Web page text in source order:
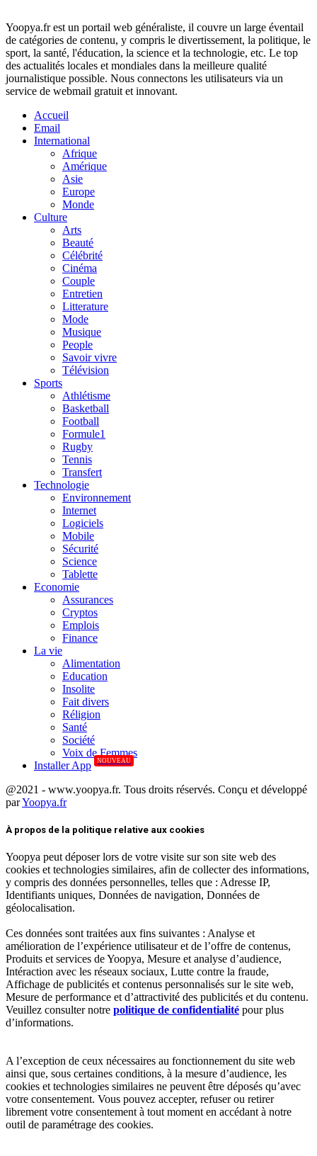
Yoopya.fr est un portail web généraliste, il couvre un large éventail
de catégories de contenu, y compris le divertissement, la politique, le
sport, la santé, l'éducation, la science et la technologie, etc. Le top
des actualités locales et mondiales dans la meilleure qualité
journalistique possible. Nous connectons les utilisateurs via un
service de webmail gratuit et innovant.
Accueil
Email
International
Afrique
Amérique
Asie
Europe
Monde
Culture
Arts
Beauté
Célébrité
Cinéma
Couple
Entretien
Litterature
Mode
Musique
People
Savoir vivre
Télévision
Sports
Athlétisme
Basketball
Football
Formule1
Rugby
Tennis
Transfert
Technologie
Environnement
Internet
Logiciels
Mobile
Sécurité
Science
Tablette
Economie
Assurances
Cryptos
Emplois
Finance
La vie
Alimentation
Education
Insolite
Fait divers
Réligion
Santé
Société
Voix de Femmes
Installer App
NOUVEAU
@2021 - www.yoopya.fr. Tous droits réservés. Conçu et développé
parYoopya.fr
À propos de la politique relative aux cookies
Yoopya peut déposer lors de votre visite sur son site web des
cookies et technologies similaires, afin de collecter des informations,
y compris des données personnelles, telles que : Adresse IP,
Identifiants uniques, Données de navigation, Données de
géolocalisation.
Ces données sont traitées aux fins suivantes : Analyse et
amélioration de l’expérience utilisateur et de l’offre de contenus,
Produits et services de Yoopya, Mesure et analyse d’audience,
Intéraction avec les réseaux sociaux, Lutte contre la fraude,
Affichage de publicités et contenus personnalisés sur le site web,
Mesure de performance et d’attractivité des publicités et du contenu.
Veuillez consulter notre politique de confidentialité pour plus
d’informations.
A l’exception de ceux nécessaires au fonctionnement du site web
ainsi que, sous certaines conditions, à la mesure d’audience, les
cookies et technologies similaires ne peuvent être déposés qu’avec
votre consentement. Vous pouvez accepter, refuser ou retirer
librement votre consentement à tout moment en accédant à notre
outil de paramétrage des cookies.